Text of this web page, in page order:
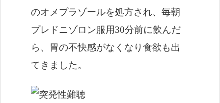
のオメプラゾールを処方され、毎朝
プレドニゾロン服用30分前に飲んだ
ら、胃の不快感がなくなり食欲も出
てきました。